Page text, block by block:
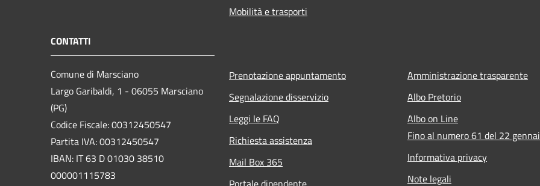
Mobilità e trasporti
CONTATTI
Comune di Marsciano
Largo Garibaldi, 1 - 06055 Marsciano
(PG)
Codice Fiscale: 00312450547
Partita IVA: 00312450547
IBAN: IT 63 D 01030 38510
000001115783
Prenotazione appuntamento
Segnalazione disservizio
Leggi le FAQ
Richiesta assistenza
Mail Box 365
Amministrazione trasparente
Albo Pretorio
Albo on Line
Fino al numero 61 del 22
Informativa privacy
Note legali